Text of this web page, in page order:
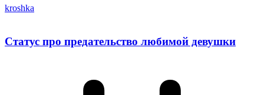
kroshka
Статус про предательство любимой девушки